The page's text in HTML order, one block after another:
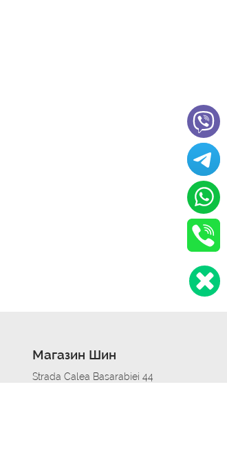
Магазин Шин
Strada Calea Basarabiei 44